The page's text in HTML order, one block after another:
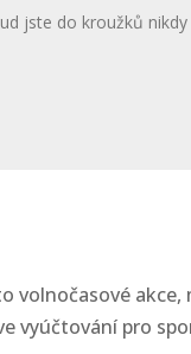
vyúčtování pro